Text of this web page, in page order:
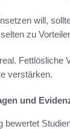
will,
zu
verstärken.
und
bewertet